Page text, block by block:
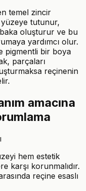
temel zincir
yüzeye tutunur,
oluşturur ve bu
yardımcı olur.
pigmentli bir boya
parçaları
reçinenin
amacına
hem estetik
karşı korunmalıdır.
reçine esaslı